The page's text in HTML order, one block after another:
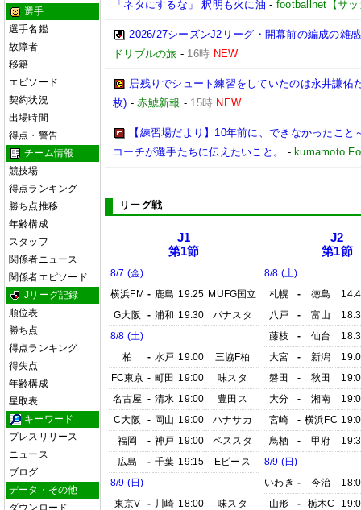
選手
選手名鑑
故障者
移籍
エピソード
契約状況
出場時間
得点・警告
チーム情報
競技場
得点ランキング
勝ち点推移
年齢構成
スタッフ
関係者ニュース
関係者エピソード
Jリーグ記録
順位表
勝ち点
得点ランキング
得失点
年齢構成
星取表
キーワード
プレスリリース
ニュース
ブログ
データ・その他
ダウンロード
「ネタにするな」 釈明も火に油 - footballnet【サ
2026/27シーズンJ2リーグ・開幕前の編成の雑
ドリブルの旅 - 16時 NEW
居残りでシュート練習をしていたのは永井謙佑
枚) -赤鯱新報 - 15時 NEW
【練習場だより】10年前に、できなかったこ
コーチが選手たちに伝えたいこと。
- kumamoto
リーグ戦
J1
第1節
8/7 (金)
横浜FM - 鹿島 19:25 MUFG国立
G大阪
- 浦和 19:30
パナスタ
8/8 (土)
柏
- 水戸 19:00
三協F柏
FC東京 - 町田 19:00
味スタ
名古屋 - 清水 19:00
豊田ス
C大阪
- 岡山 19:00
ハナサカ
福岡
- 神戸 19:00
ベススタ
広島
- 千葉 19:15
Eピース
8/9 (日)
東京V
- 川崎 18:00
味スタ
J2
第1節
8/8 (土)
札幌
- 徳島
八戸
- 富山
藤枝
- 仙台
大宮
- 新潟
磐田
- 秋田
大分
- 湘南
宮崎
- 横浜FC
鳥栖
- 甲府
8/9 (日)
いわき - 今治
山形
- 栃木C